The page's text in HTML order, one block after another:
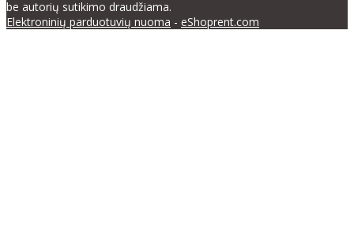
be autorių sutikimo draudžiama.
Elektroninių parduotuvių nuoma - eShoprent.com